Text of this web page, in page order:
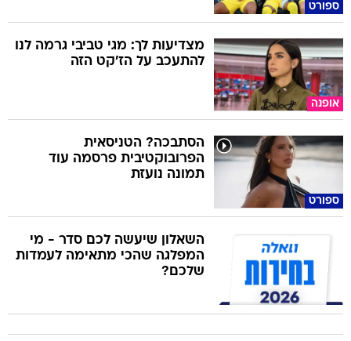
ספורט
אופנה
מצדיעות לך: מגי טביבי גרמה לנו
להתעכב על הז'קט הזה
ספורט
הסתבכה? הטניסאית
הפרובוקטיבית פרסמה עוד
תמונה נועזת
השאלון שיעשה לכם סדר - מי
המפלגה שהכי מתאימה לעמדות
שלכם?